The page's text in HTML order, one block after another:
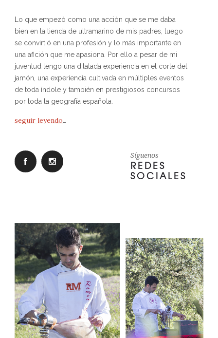
Lo que empezó como una acción que se me daba
bien en la tienda de ultramarino de mis padres, luego
se convirtió en una profesión y lo más importante en
una afición que me apasiona. Por ello a pesar de mi
juventud tengo una dilatada experiencia en el corte del
jamón, una experiencia cultivada en múltiples eventos
de toda índole y también en prestigiosos concursos
por toda la geografía española.
seguir leyendo
Síguenos
REDES
SOCIALES